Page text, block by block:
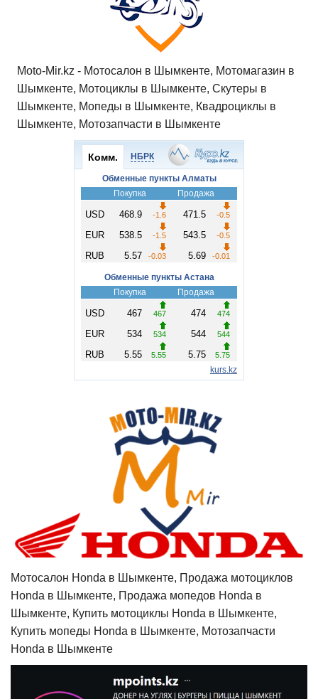
Moto-Mir.kz - Мотосалон в Шымкенте, Мотомагазин в
Шымкенте, Мотоциклы в Шымкенте, Скутеры в
Шымкенте, Мопеды в Шымкенте, Квадроциклы в
Шымкенте, Мотозапчасти в Шымкенте
Мотосалон Honda в Шымкенте, Продажа мотоциклов
Honda в Шымкенте, Продажа мопедов Honda в
Шымкенте, Купить мотоциклы Honda в Шымкенте,
Купить мопеды Honda в Шымкенте, Мотозапчасти
Honda в Шымкенте